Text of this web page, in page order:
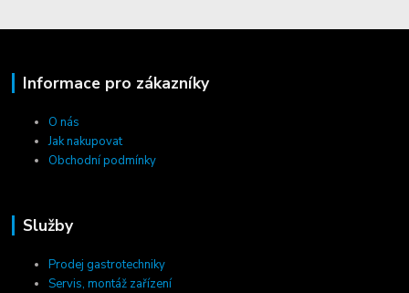
Informace pro zákazníky
O nás
Jak nakupovat
Obchodní podmínky
Služby
Prodej gastrotechniky
Servis, montáž zařízení